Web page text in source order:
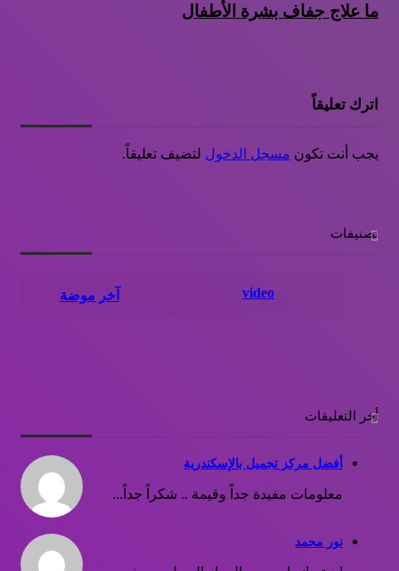
ما علاج جفاف بشرة الأطفال
اترك تعليقاً
يجب أنت تكون مسجل الدخول لتضيف تعليقاً.
تصنيفات
video آخر موضة
أخر التعليقات
أفضل مركز تجميل بالإسكندرية
معلومات مفيدة جداً وقيمة .. شكراً جداً...
نور محمد